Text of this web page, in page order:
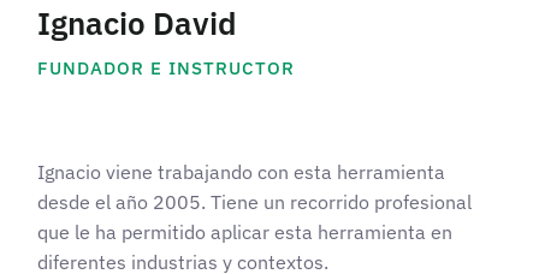
Ignacio David
FUNDADOR E INSTRUCTOR
Ignacio viene trabajando con esta herramienta
desde el año 2005. Tiene un recorrido profesional
que le ha permitido aplicar esta herramienta en
diferentes industrias y contextos.